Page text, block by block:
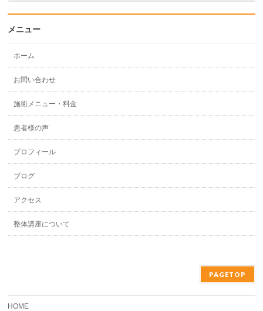
メニュー
ホーム
お問い合わせ
施術メニュー・料金
患者様の声
プロフィール
ブログ
アクセス
整体講座について
PAGETOP
HOME